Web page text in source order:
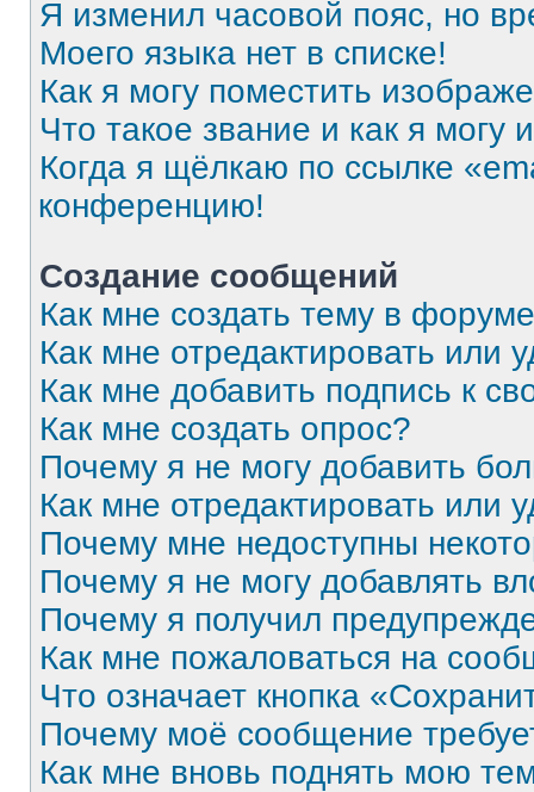
Я изменил часовой пояс, но
Моего языка нет в списке!
Как я могу поместить
Что такое звание и как я могу
Когда я щёлкаю по ссылке
конференцию!
Создание сообщений
Как мне создать тему в
Как мне отредактировать или
Как мне добавить подпись к
Как мне создать опрос?
Почему я не могу добавить
Как мне отредактировать или
Почему мне недоступны
Почему я не могу добавлять
Почему я получил
Как мне пожаловаться на
Что означает кнопка
Почему моё сообщение
Как мне вновь поднять мою